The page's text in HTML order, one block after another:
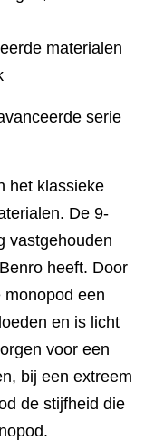
materialen
serie
het klassieke
De 9-
vastgehouden
heeft. Door
een
en is licht
voor een
bij een extreem
de stijfheid die